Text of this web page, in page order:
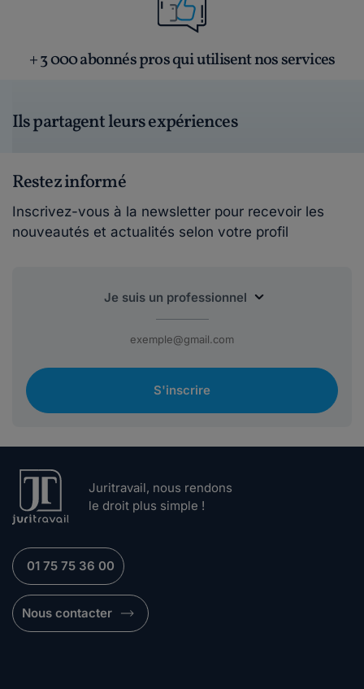
+ 3 000 abonnés pros qui utilisent nos services
Ils partagent leurs expériences
Restez informé
Inscrivez-vous à la newsletter pour recevoir les
nouveautés et actualités selon votre profil
S'inscrire
Juritravail, nous rendons
le droit plus simple !
01 75 75 36 00
Nous contacter